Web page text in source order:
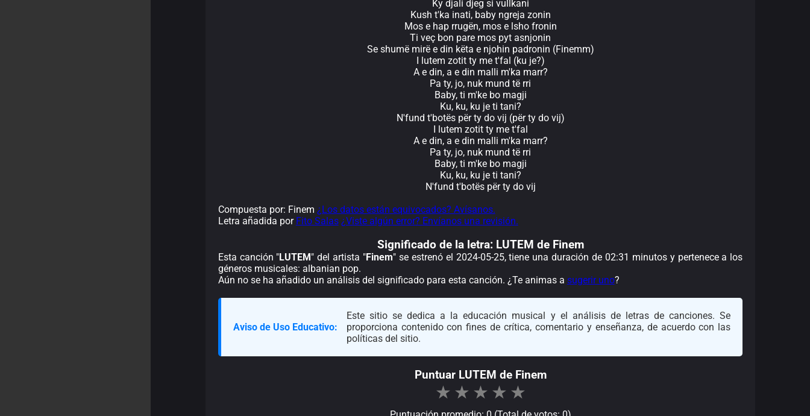
Ky djali djeg si vullkani
Kush t'ka inati, baby ngreja zonin
Mos e hap rrugën, mos e lsho fronin
Ti veç bon pare mos pyt asnjonin
Se shumë mirë e din këta e njohin padronin (Finemm)
I lutem zotit ty me t'fal (ku je?)
A e din, a e din malli m'ka marr?
Pa ty, jo, nuk mund të rri
Baby, ti m'ke bo magji
Ku, ku, ku je ti tani?
N'fund t'botës për ty do vij (për ty do vij)
I lutem zotit ty me t'fal
A e din, a e din malli m'ka marr?
Pa ty, jo, nuk mund të rri
Baby, ti m'ke bo magji
Ku, ku, ku je ti tani?
N'fund t'botës për ty do vij
Compuesta por: Finem ¿Los datos están equivocados? Avísanos.
Letra añadida por Fito Salas ¿Viste algún error? Envíanos una revisión.
Significado de la letra: LUTEM de Finem
Esta canción "LUTEM" del artista "Finem" se estrenó el 2024-05-25, tiene una duración de 02:31 minutos y pertenece a los
géneros musicales: albanian pop.
Aún no se ha añadido un análisis del significado para esta canción. ¿Te animas a sugerir uno?
Aviso de Uso Educativo:
Este sitio se dedica a la educación musical y el análisis de letras de canciones. Se
proporciona contenido con fines de crítica, comentario y enseñanza, de acuerdo con las
políticas del sitio.
Puntuar LUTEM de Finem
★ ★ ★ ★ ★